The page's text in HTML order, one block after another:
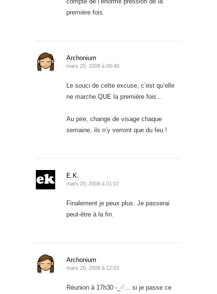
première fois.
Archonium
mars 20, 2008 à 00:40
Le souci de cette excuse, c’est qu’elle
ne marche QUE la première fois…
Au pire, change de visage chaque
semaine, ils n’y verront que du feu !
E.K.
mars 20, 2008 à 01:07
Finalement je peux plus. Je passerai
peut-être à la fin.
Archonium
mars 20, 2008 à 12:03
Réunion à 17h30 -_-‘… si je passe ce